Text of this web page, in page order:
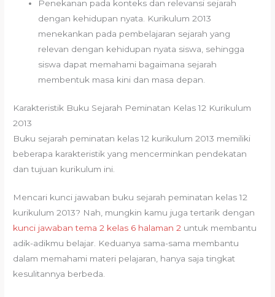
Penekanan pada konteks dan relevansi sejarah
dengan kehidupan nyata. Kurikulum 2013
menekankan pada pembelajaran sejarah yang
relevan dengan kehidupan nyata siswa, sehingga
siswa dapat memahami bagaimana sejarah
membentuk masa kini dan masa depan.
Karakteristik Buku Sejarah Peminatan Kelas 12 Kurikulum
2013
Buku sejarah peminatan kelas 12 kurikulum 2013 memiliki
beberapa karakteristik yang mencerminkan pendekatan
dan tujuan kurikulum ini.
Mencari kunci jawaban buku sejarah peminatan kelas 12
kurikulum 2013? Nah, mungkin kamu juga tertarik dengan
kunci jawaban tema 2 kelas 6 halaman 2 untuk membantu
adik-adikmu belajar. Keduanya sama-sama membantu
dalam memahami materi pelajaran, hanya saja tingkat
kesulitannya berbeda.